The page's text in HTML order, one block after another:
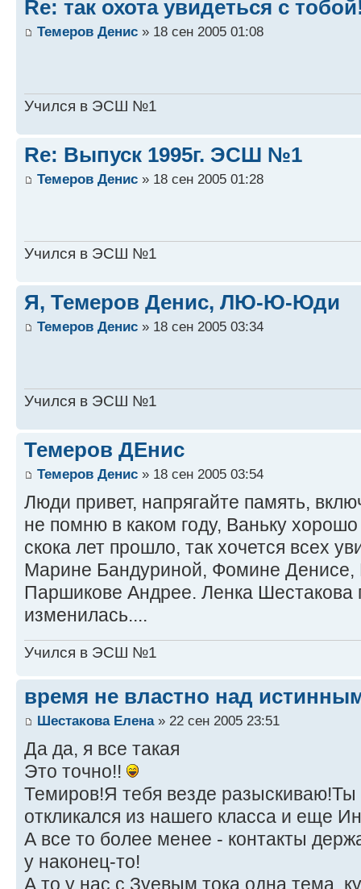
Re: так охота увидеться с
Темеров Денис » 18 сен 2005 01:08
Учился в ЭСШ №1
Re: Выпуск 1995г. ЭСШ №1
Темеров Денис » 18 сен 2005 01:28
Учился в ЭСШ №1
Я, Темеров Денис, ЛЮ-Ю-Юди
Темеров Денис » 18 сен 2005 03:34
Учился в ЭСШ №1
Темеров ДЕнис
Темеров Денис » 18 сен 2005 03:54
Люди привет, напрягайте память,
не помню в каком году, Ваньку
скока лет прошло, так хочется всех
Марине Бандуриной, Фомине Денисе,
Паршикове Андрее. Ленка Шестакова
изменилась....
Учился в ЭСШ №1
время не властно над
Шестакова Елена» 22 сен 2005 23:51
Да да, я все такая
Это точно!!
Темиров!Я тебя везде разыскиваю!Ты
откликался из нашего класса и еще
А все то более менее - контакты
у наконец-то!
А то у нас с Зуевым тока одна тема,